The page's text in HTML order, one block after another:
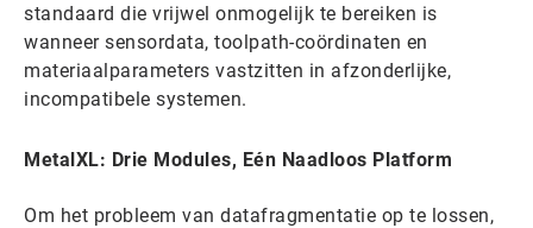
standaard die vrijwel onmogelijk te bereiken is
wanneer sensordata, toolpath-coördinaten en
materiaalparameters vastzitten in afzonderlijke,
incompatibele systemen.
MetalXL: Drie Modules, Eén Naadloos Platform
Om het probleem van datafragmentatie op te lossen,